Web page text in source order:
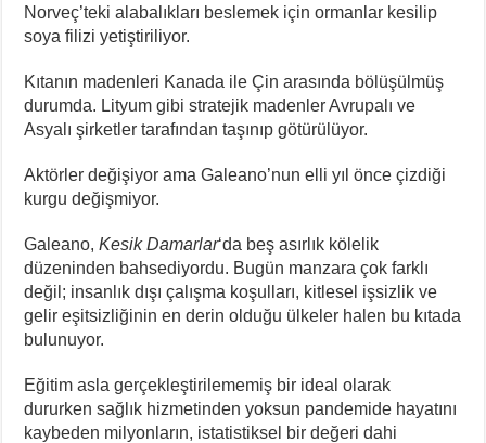
Norveç’teki alabalıkları beslemek için ormanlar kesilip
soya filizi yetiştiriliyor.
Kıtanın madenleri Kanada ile Çin arasında bölüşülmüş
durumda. Lityum gibi stratejik madenler Avrupalı ve
Asyalı şirketler tarafından taşınıp götürülüyor.
Aktörler değişiyor ama Galeano’nun elli yıl önce çizdiği
kurgu değişmiyor.
Galeano,Kesik Damarlar‘da beş asırlık kölelik
düzeninden bahsediyordu. Bugün manzara çok farklı
değil; insanlık dışı çalışma koşulları, kitlesel işsizlik ve
gelir eşitsizliğinin en derin olduğu ülkeler halen bu kıtada
bulunuyor.
Eğitim asla gerçekleştirilememiş bir ideal olarak
dururken sağlık hizmetinden yoksun pandemide hayatını
kaybeden milyonların, istatistiksel bir değeri dahi